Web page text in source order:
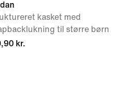
kasket med
til større børn
kr.